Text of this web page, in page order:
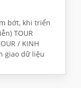
bớt, khi triển
TOUR
/ KINH
giao dữ liệu